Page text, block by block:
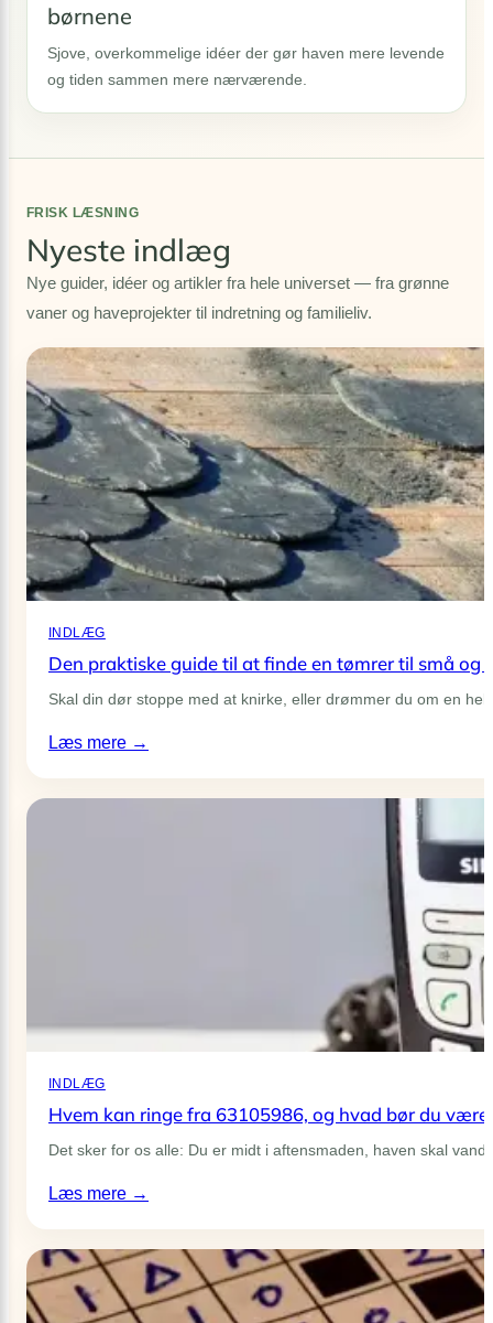
børnene
Sjove, overkommelige idéer der gør haven mere levende
og tiden sammen mere nærværende.
FRISK LÆSNING
Nyeste indlæg
Nye guider, idéer og artikler fra hele universet — fra grønne
vaner og haveprojekter til indretning og familieliv.
INDLÆG
Den praktiske guide til at finde en tømrer til små og
Skal din dør stoppe med at knirke, eller drømmer du om en
Læs mere →
praktiske
små
gør
det
projekter
INDLÆG
Hvem kan ringe fra 63105986, og hvad bør du
Det sker for os alle: Du er midt i aftensmaden, haven skal
Læs mere →
kan
ringe
fra